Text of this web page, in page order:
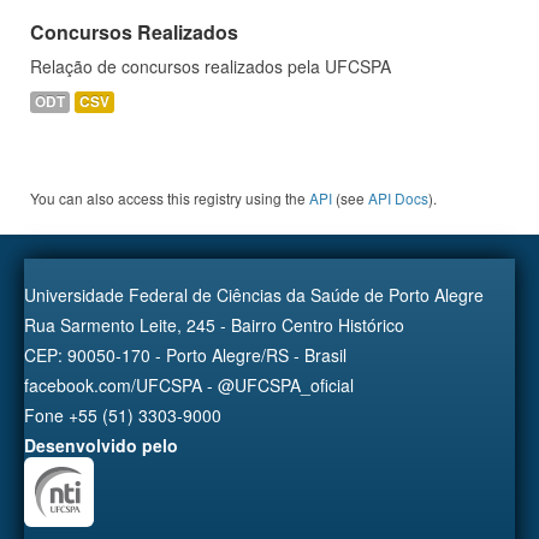
Concursos Realizados
Relação de concursos realizados pela UFCSPA
ODT CSV
You can also access this registry using the API (see API Docs).
Universidade Federal de Ciências da Saúde de Porto Alegre
Rua Sarmento Leite, 245 - Bairro Centro Histórico
CEP: 90050-170 - Porto Alegre/RS - Brasil
facebook.com/UFCSPA - @UFCSPA_oficial
Fone +55 (51) 3303-9000
Desenvolvido pelo